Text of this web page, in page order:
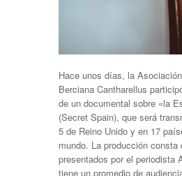
Hace unos días, la
Berciana Cantharellus
de un documental sobre «la
(Secret Spain), que será
5 de Reino Unido y en 17
mundo. La producción
presentados por el periodista
tiene un promedio de